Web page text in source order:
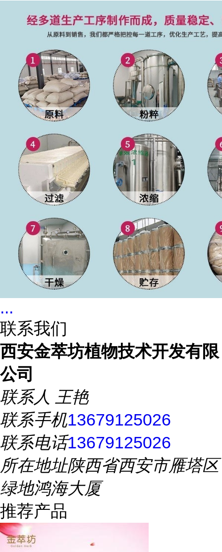
...
联系我们
西安金萃坊植物技术开发有限
公司
联系人 王艳
联系手机13679125026
联系电话13679125026
所在地址陕西省西安市雁塔区
绿地鸿海大厦
推荐产品